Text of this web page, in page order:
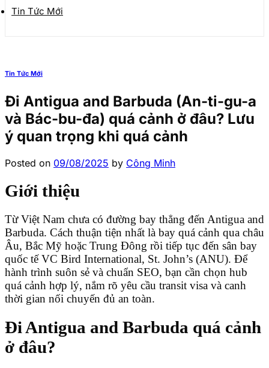
Tin Tức Mới
Tin Tức Mới
Đi Antigua and Barbuda (An-ti-gu-a
và Bác-bu-đa) quá cảnh ở đâu? Lưu
ý quan trọng khi quá cảnh
Posted on 09/08/2025 by Công Minh
Giới thiệu
Từ Việt Nam chưa có đường bay thẳng đến Antigua and
Barbuda. Cách thuận tiện nhất là bay quá cảnh qua châu
Âu, Bắc Mỹ hoặc Trung Đông rồi tiếp tục đến sân bay
quốc tế VC Bird International, St. John’s (ANU). Để
hành trình suôn sẻ và chuẩn SEO, bạn cần chọn hub
quá cảnh hợp lý, nắm rõ yêu cầu transit visa và canh
thời gian nối chuyến đủ an toàn.
Đi Antigua and Barbuda quá cảnh
ở đâu?